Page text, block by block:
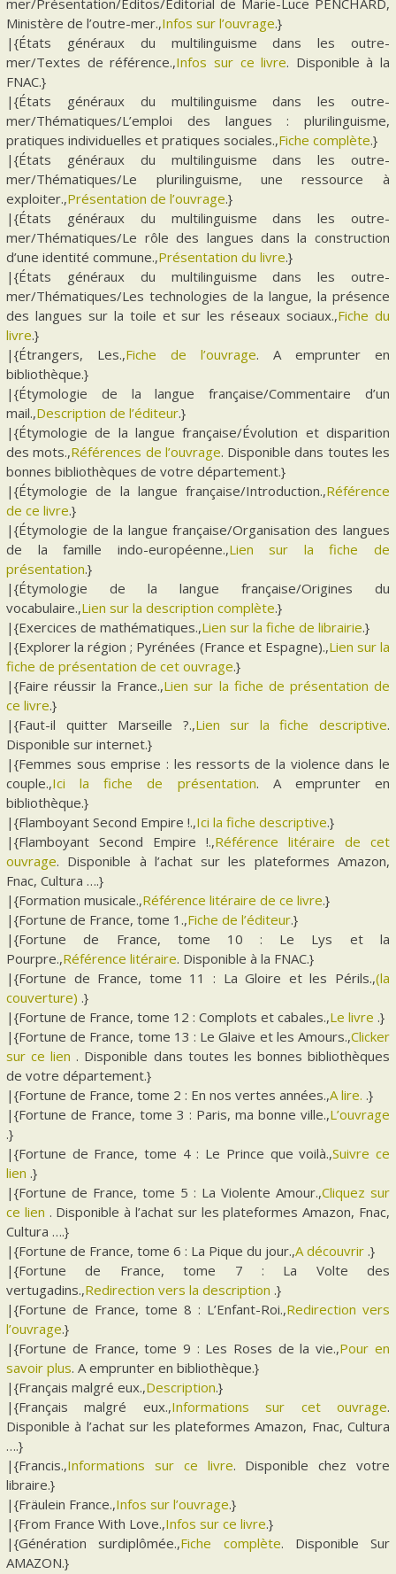
mer/Présentation/Éditos/Éditorial de Marie-Luce PENCHARD,
Ministère de l’outre-mer.,Infos sur l’ouvrage.}
|{États généraux du multilinguisme dans les outre-
mer/Textes de référence.,Infos sur ce livre. Disponible à la
FNAC.}
|{États généraux du multilinguisme dans les outre-
mer/Thématiques/L’emploi des langues : plurilinguisme,
pratiques individuelles et pratiques sociales.,Fiche complète.}
|{États généraux du multilinguisme dans les outre-
mer/Thématiques/Le plurilinguisme, une ressource à
exploiter.,Présentation de l’ouvrage.}
|{États généraux du multilinguisme dans les outre-
mer/Thématiques/Le rôle des langues dans la construction
d’une identité commune.,Présentation du livre.}
|{États généraux du multilinguisme dans les outre-
mer/Thématiques/Les technologies de la langue, la présence
des langues sur la toile et sur les réseaux sociaux.,Fiche du
livre.}
|{Étrangers, Les.,Fiche de l’ouvrage. A emprunter en
bibliothèque.}
|{Étymologie de la langue française/Commentaire d’un
mail.,Description de l’éditeur.}
|{Étymologie de la langue française/Évolution et disparition
des mots.,Références de l’ouvrage. Disponible dans toutes les
bonnes bibliothèques de votre département.}
|{Étymologie de la langue française/Introduction.,Référence
de ce livre.}
|{Étymologie de la langue française/Organisation des langues
de la famille indo-européenne.,Lien sur la fiche de
présentation.}
|{Étymologie de la langue française/Origines du
vocabulaire.,Lien sur la description complète.}
|{Exercices de mathématiques.,Lien sur la fiche de librairie.}
|{Explorer la région ; Pyrénées (France et Espagne).,Lien sur la
fiche de présentation de cet ouvrage.}
|{Faire réussir la France.,Lien sur la fiche de présentation de
ce livre.}
|{Faut-il quitter Marseille ?.,Lien sur la fiche descriptive.
Disponible sur internet.}
|{Femmes sous emprise : les ressorts de la violence dans le
couple.,Ici la fiche de présentation. A emprunter en
bibliothèque.}
|{Flamboyant Second Empire !.,Ici la fiche descriptive.}
|{Flamboyant Second Empire !.,Référence litéraire de cet
ouvrage. Disponible à l’achat sur les plateformes Amazon,
Fnac, Cultura ….}
|{Formation musicale.,Référence litéraire de ce livre.}
|{Fortune de France, tome 1.,Fiche de l’éditeur.}
|{Fortune de France, tome 10 : Le Lys et la
Pourpre.,Référence litéraire. Disponible à la FNAC.}
|{Fortune de France, tome 11 : La Gloire et les Périls.,(la
couverture) .}
|{Fortune de France, tome 12 : Complots et cabales.,Le livre .}
|{Fortune de France, tome 13 : Le Glaive et les Amours.,Clicker
sur ce lien . Disponible dans toutes les bonnes bibliothèques
de votre département.}
|{Fortune de France, tome 2 : En nos vertes années.,A lire. .}
|{Fortune de France, tome 3 : Paris, ma bonne ville.,L’ouvrage
.}
|{Fortune de France, tome 4 : Le Prince que voilà.,Suivre ce
lien .}
|{Fortune de France, tome 5 : La Violente Amour.,Cliquez sur
ce lien . Disponible à l’achat sur les plateformes Amazon, Fnac,
Cultura ….}
|{Fortune de France, tome 6 : La Pique du jour.,A découvrir .}
|{Fortune de France, tome 7 : La Volte des
vertugadins.,Redirection vers la description .}
|{Fortune de France, tome 8 : L’Enfant-Roi.,Redirection vers
l’ouvrage.}
|{Fortune de France, tome 9 : Les Roses de la vie.,Pour en
savoir plus. A emprunter en bibliothèque.}
|{Français malgré eux.,Description.}
|{Français malgré eux.,Informations sur cet ouvrage.
Disponible à l’achat sur les plateformes Amazon, Fnac, Cultura
….}
|{Francis.,Informations sur ce livre. Disponible chez votre
libraire.}
|{Fräulein France.,Infos sur l’ouvrage.}
|{From France With Love.,Infos sur ce livre.}
|{Génération surdiplômée.,Fiche complète. Disponible Sur
AMAZON.}